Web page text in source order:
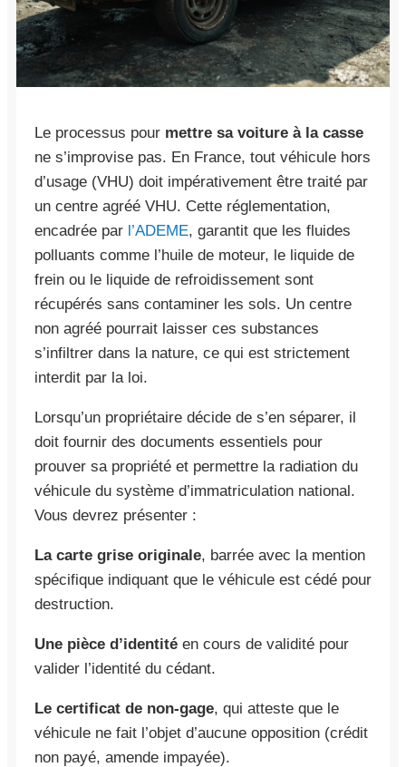
Le processus pour mettre sa voiture à la casse
ne s’improvise pas. En France, tout véhicule hors
d’usage (VHU) doit impérativement être traité par
un centre agréé VHU. Cette réglementation,
encadrée par l’ADEME, garantit que les fluides
polluants comme l’huile de moteur, le liquide de
frein ou le liquide de refroidissement sont
récupérés sans contaminer les sols. Un centre
non agréé pourrait laisser ces substances
s’infiltrer dans la nature, ce qui est strictement
interdit par la loi.
Lorsqu’un propriétaire décide de s’en séparer, il
doit fournir des documents essentiels pour
prouver sa propriété et permettre la radiation du
véhicule du système d’immatriculation national.
Vous devrez présenter :
La carte grise originale, barrée avec la mention
spécifique indiquant que le véhicule est cédé pour
destruction.
Une pièce d’identité en cours de validité pour
valider l’identité du cédant.
Le certificat de non-gage, qui atteste que le
véhicule ne fait l’objet d’aucune opposition (crédit
non payé, amende impayée).